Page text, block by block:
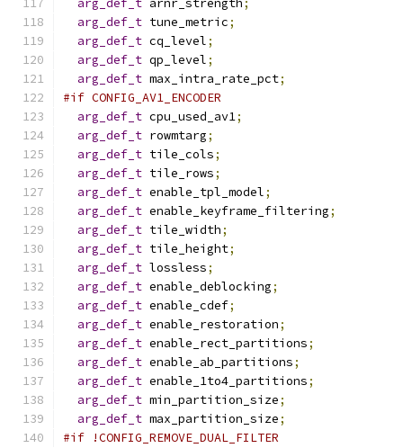
arg_def_t arnr_strength;
arg_def_t tune_metric;
arg_def_t cq_level;
arg_def_t qp_level;
arg_def_t max_intra_rate_pct;
#if CONFIG_AV1_ENCODER
arg_def_t cpu_used_av1;
arg_def_t rowmtarg;
arg_def_t tile_cols;
arg_def_t tile_rows;
arg_def_t enable_tpl_model;
arg_def_t enable_keyframe_filtering;
arg_def_t tile_width;
arg_def_t tile_height;
arg_def_t lossless;
arg_def_t enable_deblocking;
arg_def_t enable_cdef;
arg_def_t enable_restoration;
arg_def_t enable_rect_partitions;
arg_def_t enable_ab_partitions;
arg_def_t enable_1to4_partitions;
arg_def_t min_partition_size;
arg_def_t max_partition_size;
#if !CONFIG_REMOVE_DUAL_FILTER